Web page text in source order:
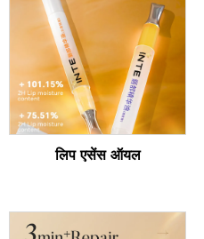
लिप एसेंस ऑयल